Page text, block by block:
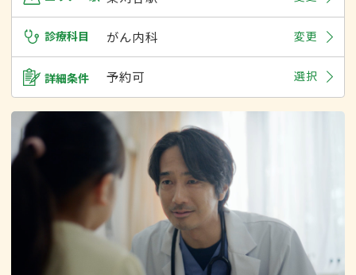
診療科目 がん内科 変更
詳細条件 予約可 選択